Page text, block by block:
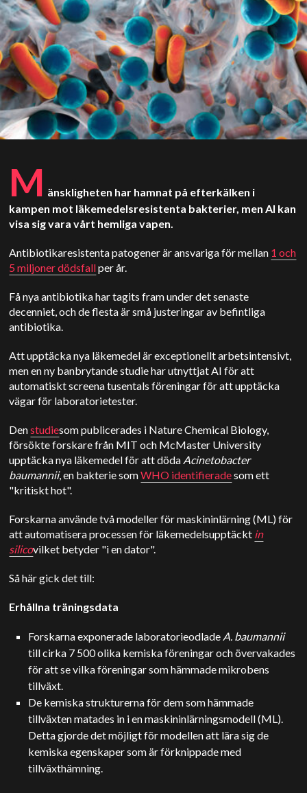
M änskligheten har hamnat på efterkälken i
kampen mot läkemedelsresistenta bakterier, men AI kan
visa sig vara vårt hemliga vapen.
Antibiotikaresistenta patogener är ansvariga för mellan 1 och
5 miljoner dödsfallper år.
Få nya antibiotika har tagits fram under det senaste
decenniet, och de flesta är små justeringar av befintliga
antibiotika.
Att upptäcka nya läkemedel är exceptionellt arbetsintensivt,
men en ny banbrytande studie har utnyttjat AI för att
automatiskt screena tusentals föreningar för att upptäcka
vägar för laboratorietester.
Denstudiesom publicerades i Nature Chemical Biology,
försökte forskare från MIT och McMaster University
upptäcka nya läkemedel för att döda Acinetobacter
baumannii, en bakterie somWHO identifieradesom ett
"kritiskt hot".
Forskarna använde två modeller för maskininlärning (ML) för
att automatisera processen för läkemedelsupptäckt in
silicovilket betyder "i en dator".
Så här gick det till:
Erhållna träningsdata
Forskarna exponerade laboratorieodlade A. baumannii
till cirka 7 500 olika kemiska föreningar och övervakades
för att se vilka föreningar som hämmade mikrobens
tillväxt.
De kemiska strukturerna för dem som hämmade
tillväxten matades in i en maskininlärningsmodell (ML).
Detta gjorde det möjligt för modellen att lära sig de
kemiska egenskaper som är förknippade med
tillväxthämning.